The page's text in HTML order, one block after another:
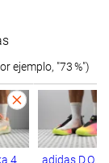
ejemplo, "73 %")
4
adidas D.O.N.